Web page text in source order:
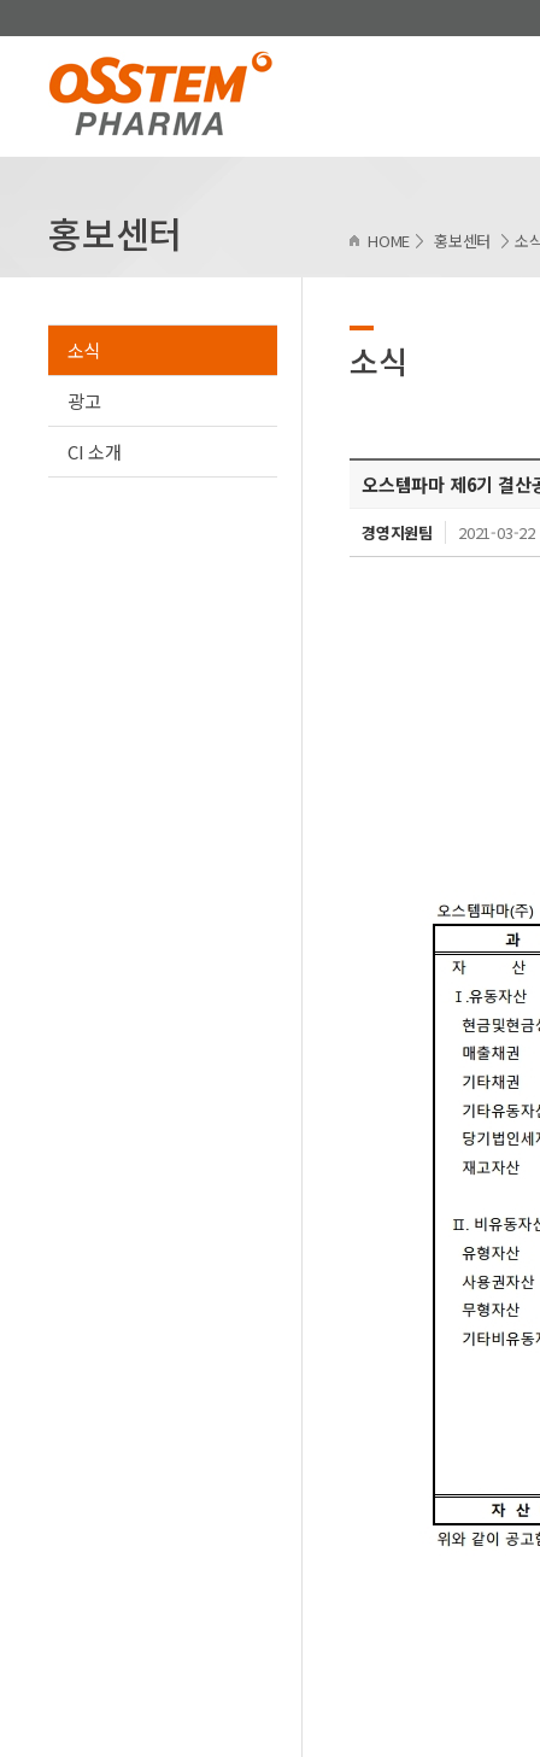
HOME 홍보센터 소
홍보센터
소식
광고
CI 소개
소식
오스템파마 제6기 결산
경영지원팀 2021-03-